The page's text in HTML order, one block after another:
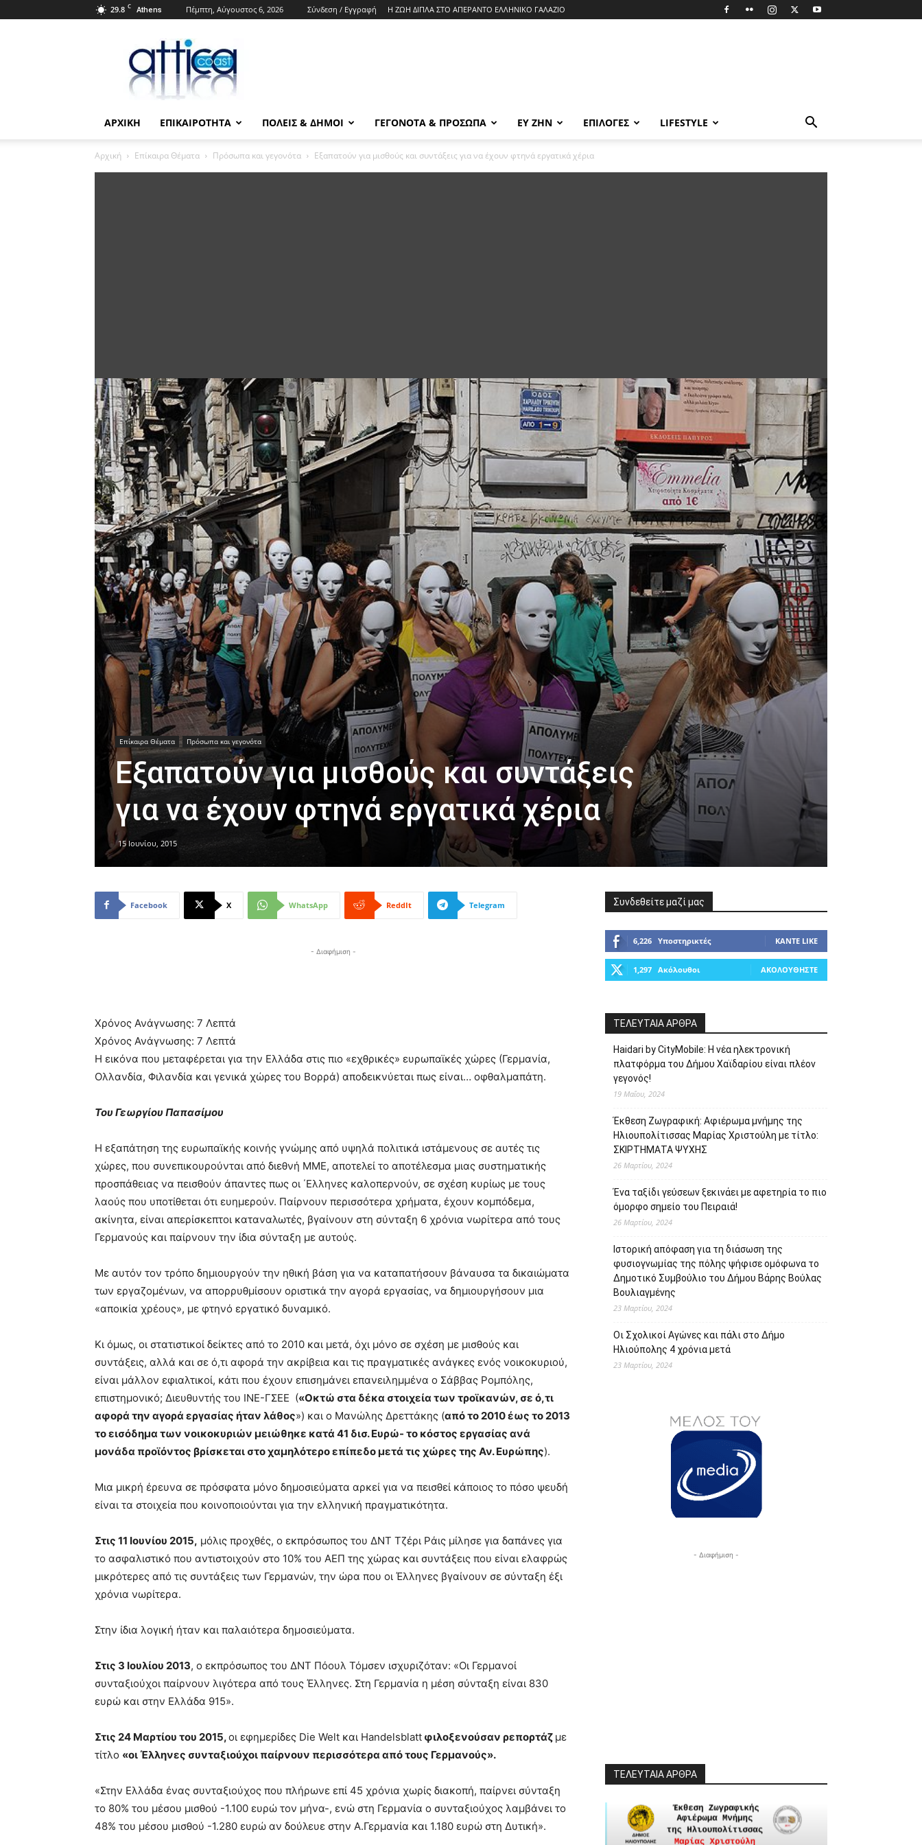
29.8 C Athens Πέμπτη, Αύγουστος 6, 2026 Σύνδεση / Εγγραφή Η ΖΩΗ ΔΙΠΛΑ ΣΤΟ ΑΠΕΡΑΝΤΟ ΕΛΛΗΝΙΚΟ ΓΑΛΑΖΙΟ
Attica
Coast.gr
ΑΡΧΙΚΗ ΕΠΙΚΑΙΡΟΤΗΤΑ ΠΟΛΕΙΣ & ΔΗΜΟΙ ΓΕΓΟΝΟΤΑ & ΠΡΟΣΩΠΑ ΕΥ ΖΗΝ ΕΠΙΛΟΓΈΣ LIFESTYLE
Αρχική Επίκαιρα Θέματα Πρόσωπα και γεγονότα Εξαπατούν για μισθούς και συντάξεις για να έχουν φτηνά εργατικά χέρια
Επίκαιρα Θέματα Πρόσωπα και γεγονότα
Εξαπατούν για μισθούς και συντάξεις
για να έχουν φτηνά εργατικά χέρια
15 Ιουνίου, 2015
Facebook X WhatsApp ReddIt Telegram
- Διαφήμιση -
Χρόνος Ανάγνωσης: 7 Λεπτά
Χρόνος Ανάγνωσης: 7 Λεπτά
Η εικόνα που μεταφέρεται για την Ελλάδα στις πιο «εχθρικές» ευρωπαϊκές χώρες (Γερμανία,
Ολλανδία, Φιλανδία και γενικά χώρες του Βορρά) αποδεικνύεται πως είναι… οφθαλμαπάτη.
Του Γεωργίου Παπασίμου
H εξαπάτηση της ευρωπαϊκής κοινής γνώμης από υψηλά πολιτικά ιστάμενους σε αυτές τις
χώρες, που συνεπικουρούνται από διεθνή ΜΜΕ, αποτελεί το αποτέλεσμα μιας συστηματικής
προσπάθειας να πεισθούν άπαντες πως οι ΄Ελληνες καλοπερνούν, σε σχέση κυρίως με τους
λαούς που υποτίθεται ότι ευημερούν. Παίρνουν περισσότερα χρήματα, έχουν κομπόδεμα,
ακίνητα, είναι απερίσκεπτοι καταναλωτές, βγαίνουν στη σύνταξη 6 χρόνια νωρίτερα από τους
Γερμανούς και παίρνουν την ίδια σύνταξη με αυτούς.
Με αυτόν τον τρόπο δημιουργούν την ηθική βάση για να καταπατήσουν βάναυσα τα δικαιώματα
των εργαζομένων, να απορρυθμίσουν οριστικά την αγορά εργασίας, να δημιουργήσουν μια
«αποικία χρέους», με φτηνό εργατικό δυναμικό.
Κι όμως, οι στατιστικοί δείκτες από το 2010 και μετά, όχι μόνο σε σχέση με μισθούς και
συντάξεις, αλλά και σε ό,τι αφορά την ακρίβεια και τις πραγματικές ανάγκες ενός νοικοκυριού,
είναι μάλλον εφιαλτικοί, κάτι που έχουν επισημάνει επανειλημμένα ο Σάββας Ρομπόλης,
επιστημονικό; Διευθυντής του ΙΝΕ-ΓΣΕΕ («Οκτώ στα δέκα στοιχεία των τροϊκανών, σε ό,τι
αφορά την αγορά εργασίας ήταν λάθος») και ο Μανώλης Δρεττάκης (από το 2010 έως το 2013
το εισόδημα των νοικοκυριών μειώθηκε κατά 41 δισ. Ευρώ- το κόστος εργασίας ανά
μονάδα προϊόντος βρίσκεται στο χαμηλότερο επίπεδο μετά τις χώρες της Αν. Ευρώπης).
Μια μικρή έρευνα σε πρόσφατα μόνο δημοσιεύματα αρκεί για να πεισθεί κάποιος το πόσο ψευδή
είναι τα στοιχεία που κοινοποιούνται για την ελληνική πραγματικότητα.
Στις 11 Ιουνίου 2015, μόλις προχθές, ο εκπρόσωπος του ΔΝΤ Τζέρι Ράις μίλησε για δαπάνες για
το ασφαλιστικό που αντιστοιχούν στο 10% του ΑΕΠ της χώρας και συντάξεις που είναι ελαφρώς
μικρότερες από τις συντάξεις των Γερμανών, την ώρα που οι Έλληνες βγαίνουν σε σύνταξη έξι
χρόνια νωρίτερα.
Στην ίδια λογική ήταν και παλαιότερα δημοσιεύματα.
Στις 3 Ιουλίου 2013, ο εκπρόσωπος του ΔΝΤ Πόουλ Τόμσεν ισχυριζόταν: «Οι Γερμανοί
συνταξιούχοι παίρνουν λιγότερα από τους Έλληνες. Στη Γερμανία η μέση σύνταξη είναι 830
ευρώ και στην Ελλάδα 915».
Στις 24 Μαρτίου του 2015,οι εφημερίδες Die Welt και Handelsblatt φιλοξενούσαν ρεπορτάζ με
τίτλο «οι Έλληνες συνταξιούχοι παίρνουν περισσότερα από τους Γερμανούς».
«Στην Ελλάδα ένας συνταξιούχος που πλήρωνε επί 45 χρόνια χωρίς διακοπή, παίρνει σύνταξη
το 80% του μέσου μισθού -1.100 ευρώ τον μήνα-, ενώ στη Γερμανία ο συνταξιούχος λαμβάνει το
48% του μέσου μισθού -1.280 ευρώ αν δούλευε στην Α.Γερμανία και 1.180 ευρώ στη Δυτική».
Συνδεθείτε μαζί μας
6,226 Υποστηρικτές ΚΆΝΤΕ LIKE
1,297 Ακόλουθοι ΑΚΟΛΟΥΘΉΣΤΕ
ΤΕΛΕΥΤΑΙΑ ΑΡΘΡΑ
Haidari by CityMobile: Η νέα ηλεκτρονική
πλατφόρμα του Δήμου Χαϊδαρίου είναι πλέον
γεγονός!
19 Μαΐου, 2024
Έκθεση Ζωγραφική: Αφιέρωμα μνήμης της
Ηλιουπολίτισσας Μαρίας Χριστούλη με τίτλο:
ΣΚΙΡΤΗΜΑΤΑ ΨΥΧΗΣ
26 Μαρτίου, 2024
Ένα ταξίδι γεύσεων ξεκινάει με αφετηρία το πιο
όμορφο σημείο του Πειραιά!
26 Μαρτίου, 2024
Ιστορική απόφαση για τη διάσωση της
φυσιογνωμίας της πόλης ψήφισε ομόφωνα το
Δημοτικό Συμβούλιο του Δήμου Βάρης Βούλας
Βουλιαγμένης
23 Μαρτίου, 2024
Οι Σχολικοί Αγώνες και πάλι στο Δήμο
Ηλιούπολης 4 χρόνια μετά
23 Μαρτίου, 2024
- Διαφήμιση -
ΤΕΛΕΥΤΑΙΑ ΑΡΘΡΑ